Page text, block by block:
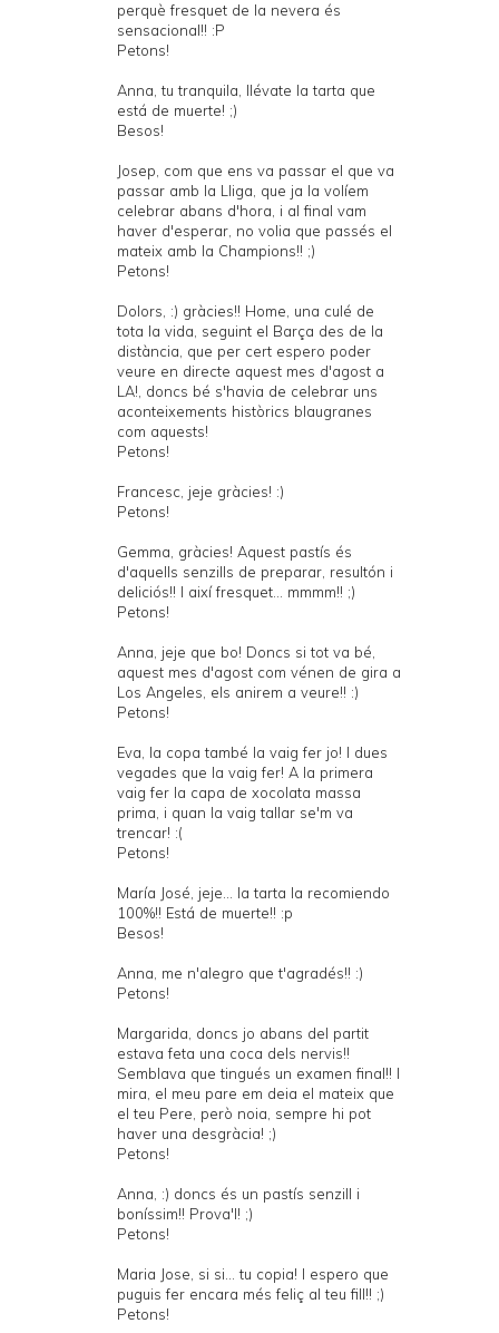
perquè fresquet de la nevera és
sensacional!! :P
Petons!
Anna, tu tranquila, llévate la tarta que
está de muerte! ;)
Besos!
Josep, com que ens va passar el que va
passar amb la Lliga, que ja la volíem
celebrar abans d'hora, i al final vam
haver d'esperar, no volia que passés el
mateix amb la Champions!! ;)
Petons!
Dolors, :) gràcies!! Home, una culé de
tota la vida, seguint el Barça des de la
distància, que per cert espero poder
veure en directe aquest mes d'agost a
LA!, doncs bé s'havia de celebrar uns
aconteixements històrics blaugranes
com aquests!
Petons!
Francesc, jeje gràcies! :)
Petons!
Gemma, gràcies! Aquest pastís és
d'aquells senzills de preparar, resultón i
deliciós!! I així fresquet... mmmm!! ;)
Petons!
Anna, jeje que bo! Doncs si tot va bé,
aquest mes d'agost com vénen de gira a
Los Angeles, els anirem a veure!! :)
Petons!
Eva, la copa també la vaig fer jo! I dues
vegades que la vaig fer! A la primera
vaig fer la capa de xocolata massa
prima, i quan la vaig tallar se'm va
trencar! :(
Petons!
María José, jeje... la tarta la recomiendo
100%!! Está de muerte!! :p
Besos!
Anna, me n'alegro que t'agradés!! :)
Petons!
Margarida, doncs jo abans del partit
estava feta una coca dels nervis!!
Semblava que tingués un examen final!! I
mira, el meu pare em deia el mateix que
el teu Pere, però noia, sempre hi pot
haver una desgràcia! ;)
Petons!
Anna, :) doncs és un pastís senzill i
boníssim!! Prova'l! ;)
Petons!
Maria Jose, si si... tu copia! I espero que
puguis fer encara més feliç al teu fill!! ;)
Petons!